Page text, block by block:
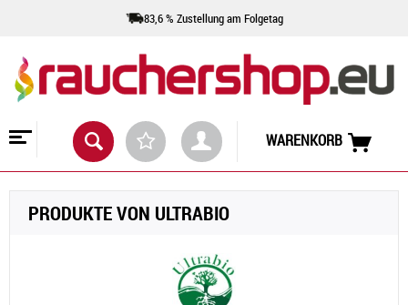
83,6 % Zustellung am Folgetag
WARENKORB
PRODUKTE VON ULTRABIO